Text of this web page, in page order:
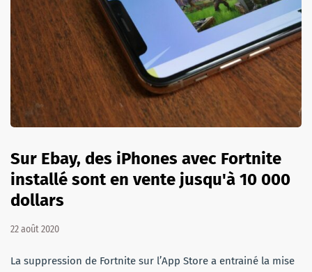
Sur Ebay, des iPhones avec Fortnite
installé sont en vente jusqu'à 10 000
dollars
22 août 2020
La suppression de Fortnite sur l’App Store a entrainé la mise